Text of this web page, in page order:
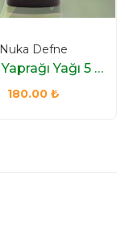
Tarçın Yaprağı Yağı 5 Ml.
Nuka Defne
180.00 ₺